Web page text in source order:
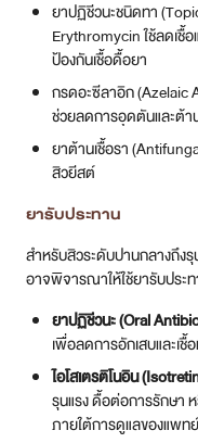
ภายใต้การดูแลของแพท
ยาคุมกำเนิด (Oral
สัมพันธ์กับฮอร์โมน
ยาต้านเชื้อรา (Oral
เป็นวงกว้าง
หัตถการในคลินิก
การกดสิว (Acne
(ห้ามบีบสิวด้วยตนเอง เพ
การฉีดสิว
น้อยเข้าที่สิวอักเสบขนา
อาการบวมแดงอย่างรวด
การผลัดเซลล์ผิวด้วยสา
Salicylic Acid เพื่อช่วย
การฉายแสงบำบัด
Healite II ที่ DSK Clinic